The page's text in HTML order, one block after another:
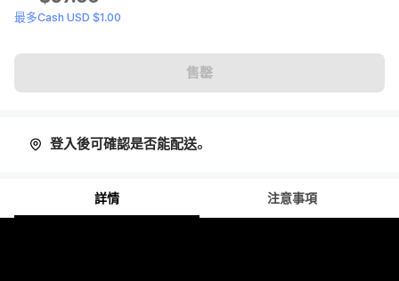
最多Cash USD $1.00
售罄
登入後可確認是否能配送。
詳情 注意事項